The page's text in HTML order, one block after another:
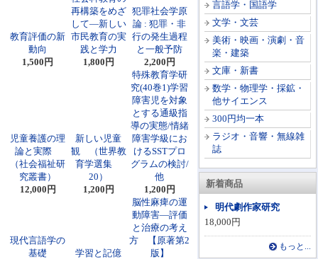
言語学・国語学
文学・文芸
美術・映画・演劇・音
楽・建築
文庫・新書
数学・物理学・採鉱・
他サイエンス
300円均一本
ラジオ・音響・無線雑
誌
新着商品
明代劇作家研究
18,000円
もっと...
教育評価の新
動向
1,500円
再構築をめざ
して―新しい
市民教育の実
践と学力
1,800円
犯罪社会学原
論 : 犯罪・非
行の発生過程
と一般予防
2,200円
児童養護の理
論と実際
（社会福祉研
究叢書）
12,000円
新しい児童
観 （世界教
育学選集
20）
1,200円
特殊教育学研
究(40巻1)学習
障害児を対象
とする通級指
導の実態/情緒
障害学級にお
けるSSTプロ
グラムの検討/
他
1,200円
現代言語学の
基礎
学習と記億
脳性麻痺の運
動障害―評価
と治療の考え
方 【原著第2
版】